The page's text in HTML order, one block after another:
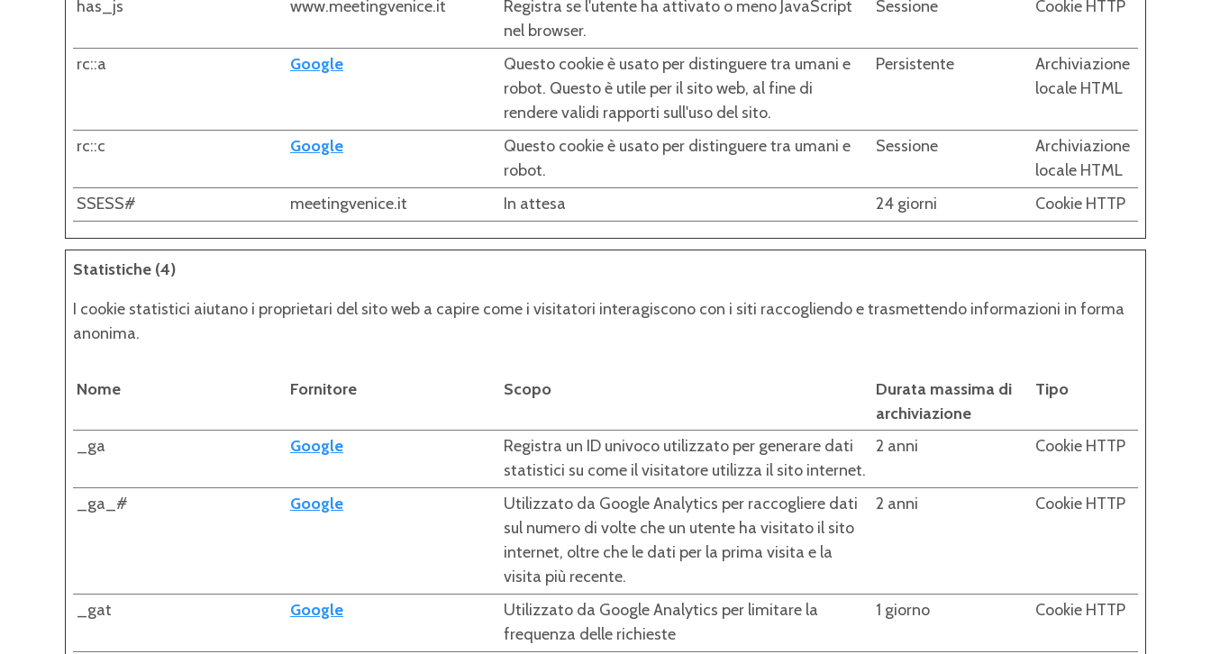
has_js www.meetingvenice.it
Registra se l'utente ha attivato o meno JavaScript
nel browser.
Sessione Cookie HTTP
rc::a Google
Questo cookie è usato per distinguere tra umani e
robot. Questo è utile per il sito web, al fine di
rendere validi rapporti sull'uso del sito.
Persistente
Archiviazione
locale HTML
rc::c Google
Questo cookie è usato per distinguere tra umani e
robot.
Sessione
Archiviazione
locale HTML
SSESS#
meetingvenice.it In attesa 24 giorni Cookie HTTP
Statistiche (4)
I cookie statistici aiutano i proprietari del sito web a capire come i visitatori interagiscono con i siti raccogliendo e trasmettendo informazioni in forma
anonima.
Nome Fornitore Scopo
Durata massima di
archiviazione
Tipo
_ga Google
Registra un ID univoco utilizzato per generare dati
statistici su come il visitatore utilizza il sito internet.
2 anni Cookie HTTP
_ga_# Google
Utilizzato da Google Analytics per raccogliere dati
sul numero di volte che un utente ha visitato il sito
internet, oltre che le dati per la prima visita e la
visita più recente.
2 anni Cookie HTTP
_gat Google
Utilizzato da Google Analytics per limitare la
frequenza delle richieste
1 giorno Cookie HTTP